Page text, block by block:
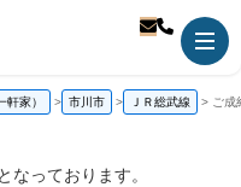
家） 市川市 ＪＲ総武線 ご成
なっております。